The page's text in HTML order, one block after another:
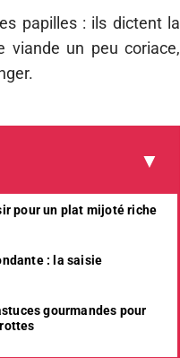
papilles : ils dictent la
viande un peu coriace,
pour un plat mijoté riche
: la saisie
gourmandes pour